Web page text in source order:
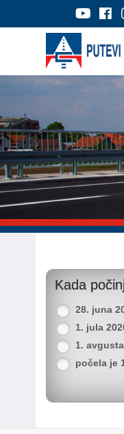
Kada
28. juna
1. jula
1.
počela je